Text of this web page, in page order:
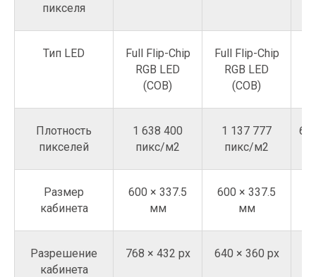
пикселя
Тип LED
Full Flip-Chip
RGB LED
(COB)
Full Flip-Chip
RGB LED
(COB)
Плотность
пикселей
1 638 400
пикс/м2
1 137 777
пикс/м2
Размер
кабинета
600 × 337.5
мм
600 × 337.5
мм
Разрешение
кабинета
768 × 432 рх 640 × 360 рх
Юридическая информация
Официальный
Telegram-канал
SAMPLEX
Samplex © 2026